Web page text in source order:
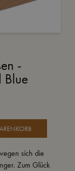
-
Blue
sich die
Zum Glück